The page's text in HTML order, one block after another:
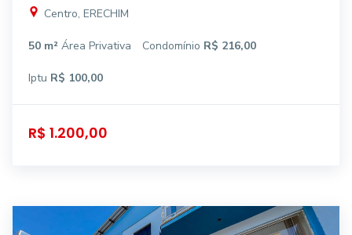
Centro, ERECHIM
50 m² Área Privativa Condomínio R$ 216,00
Iptu R$ 100,00
R$ 1.200,00